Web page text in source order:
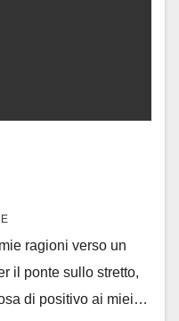
ragioni verso un
il ponte sullo stretto,
di positivo ai miei…